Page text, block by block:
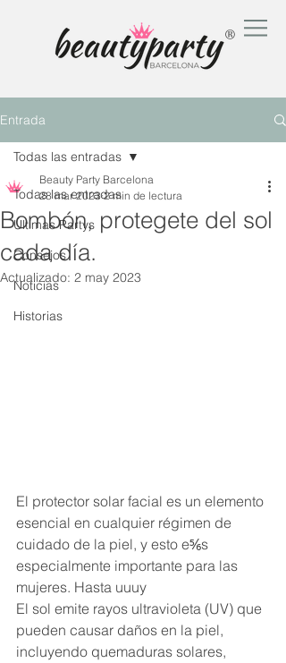
®
Entrada
Todas las entradas
Últimas Partys
Consejos
Noticias
Historias
Todas las entradas
Bombón, protegete del sol
cada día.
Beauty Party Barcelona
28 mar 2023 2 min de lectura
Actualizado: 2 may 2023
El protector solar facial es un elemento
esencial en cualquier régimen de
cuidado de la piel, y esto e⅚s
especialmente importante para las
mujeres. Hasta uuuy
El sol emite rayos ultravioleta (UV) que
pueden causar daños en la piel,
incluyendo quemaduras solares,